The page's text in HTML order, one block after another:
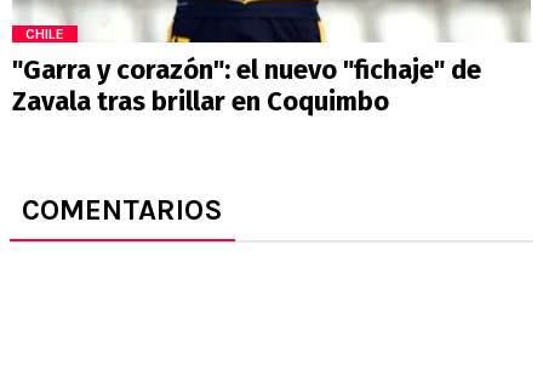
CHILE
"Garra y corazón": el nuevo "fichaje" de
Zavala tras brillar en Coquimbo
COMENTARIOS